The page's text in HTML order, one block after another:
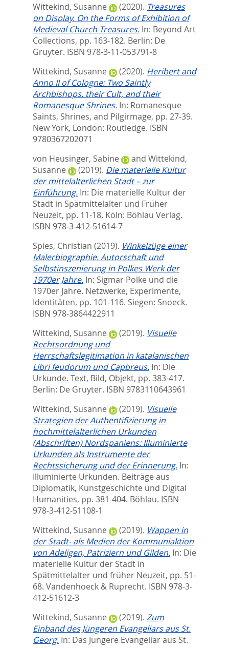
Wittekind, Susanne
(2020). Treasures
on Display. On the Forms of Exhibition of
Medieval Church Treasures. In: Beyond Art
Collections, pp. 163-182. Berlin: De
Gruyter. ISBN 978-3-11-053791-8
Wittekind, Susanne
(2020). Heribert and
Anno II of Cologne: Two Saintly
Archbishops. their Cult, and their
Romanesque Shrines. In: Romanesque
Saints, Shrines, and Pilgirmage, pp. 27-39.
New York, London: Routledge. ISBN
9780367202071
von Heusinger, Sabine
and Wittekind,
Susanne
(2019). Die materielle Kultur
der mittelalterlichen Stadt – zur
Einführung. In: Die materielle Kultur der
Stadt in Spätmittelalter und Früher
Neuzeit, pp. 11-18. Köln: Böhlau Verlag.
ISBN 978-3-412-51614-7
Spies, Christian (2019). Winkelzüge einer
Malerbiographie. Autorschaft und
Selbstinszenierung in Polkes Werk der
1970er Jahre. In: Sigmar Polke und die
1970er Jahre. Netzwerke, Experimente,
Identitäten, pp. 101-116. Siegen: Snoeck.
ISBN 978-3864422911
Wittekind, Susanne
(2019). Visuelle
Rechtsordnung und
Herrschaftslegitimation in katalanischen
Libri feudorum und Capbreus. In: Die
Urkunde. Text, Bild, Objekt, pp. 383-417.
Berlin: De Gruyter. ISBN 9783110643961
Wittekind, Susanne
(2019). Visuelle
Strategien der Authentifizierung in
hochmittelalterlichen Urkunden
(Abschriften) Nordspaniens: Illuminierte
Urkunden als Instrumente der
Rechtssicherung und der Erinnerung. In:
Illuminierte Urkunden. Beiträge aus
Diplomatik, Kunstgeschichte und Digital
Humanities, pp. 381-404. Böhlau. ISBN
978-3-412-51108-1
Wittekind, Susanne
(2019). Wappen in
der Stadt- als Medien der Kommuniaktion
von Adeligen, Patriziern und Gilden. In: Die
materielle Kultur der Stadt in
Spätmittelalter und früher Neuzeit, pp. 51-
68. Vandenhoeck & Ruprecht. ISBN 978-3-
412-51612-3
Wittekind, Susanne
(2019). Zum
Einband des Jüngeren Evangeliars aus St.
Georg. In: Das Jüngere Evangeliar aus St.